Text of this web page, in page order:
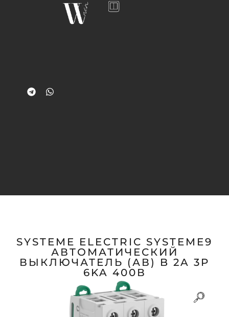
SYSTEME ELECTRIC SYSTEME9
АВТОМАТИЧЕСКИЙ
ВЫКЛЮЧАТЕЛЬ (АВ) B 2A 3P
6KA 400В